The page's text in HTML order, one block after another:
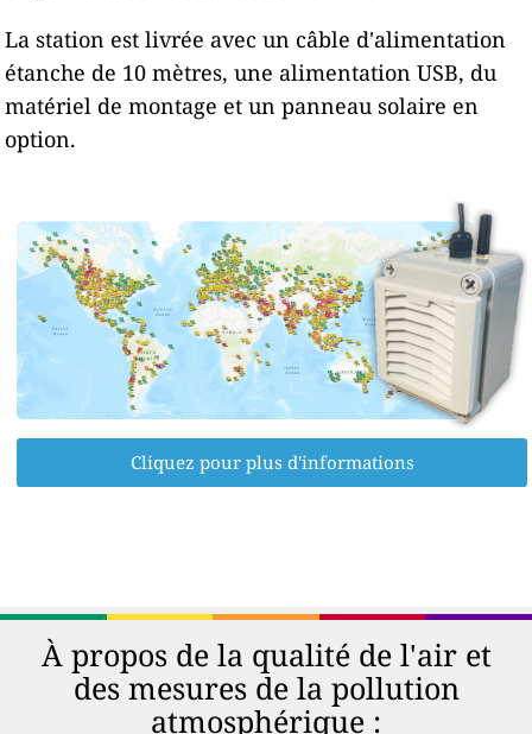
La station est livrée avec un câble d'alimentation
étanche de 10 mètres, une alimentation USB, du
matériel de montage et un panneau solaire en
option.
Cliquez pour plus d'informations
À propos de la qualité de l'air et
des mesures de la pollution
atmosphérique :